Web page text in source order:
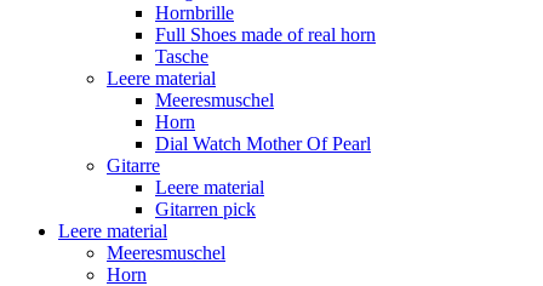
Hornbrille
Full Shoes made of real horn
Tasche
Leere material
Meeresmuschel
Horn
Dial Watch Mother Of Pearl
Gitarre
Leere material
Gitarren pick
Leere material
Meeresmuschel
Horn